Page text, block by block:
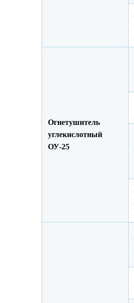
Огнетушитель
углекислотный
ОУ-25